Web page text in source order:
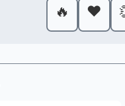
🔥 ❤️